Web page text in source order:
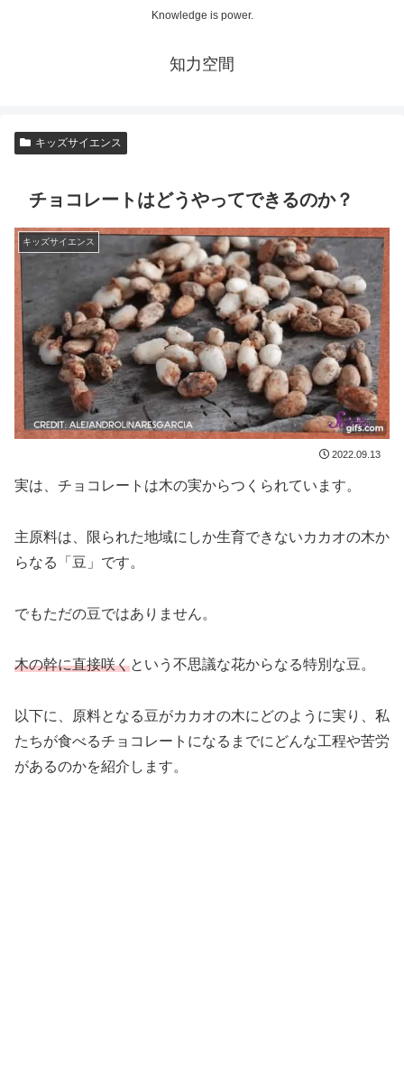
Knowledge is power.
知力空間
キッズサイエンス
チョコレートはどうやってできるのか？
キッズサイエンス
2022.09.13
実は、チョコレートは木の実からつくられています。
主原料は、限られた地域にしか生育できないカカオの木か
らなる「豆」です。
でもただの豆ではありません。
木の幹に直接咲くという不思議な花からなる特別な豆。
以下に、原料となる豆がカカオの木にどのように実り、私
たちが食べるチョコレートになるまでにどんな工程や苦労
があるのかを紹介します。